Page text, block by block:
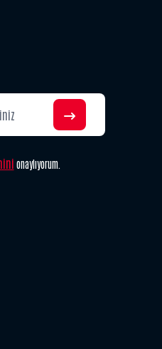
onaylıyorum.